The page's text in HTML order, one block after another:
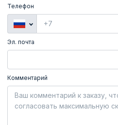
Телефон
Эл. почта
Комментарий